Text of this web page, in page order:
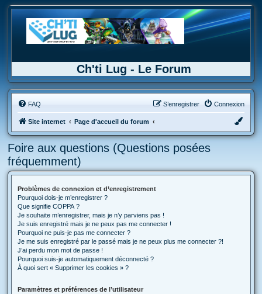
Ch'ti Lug - Le Forum
FAQ Connexion
S’enregistrer
Site internet Page d'accueil du forum
Foire aux questions (Questions posées
fréquemment)
Problèmes de connexion et d’enregistrement
Pourquoi dois-je m’enregistrer ?
Que signifie COPPA ?
Je souhaite m’enregistrer, mais je n’y parviens pas !
Je suis enregistré mais je ne peux pas me connecter !
Pourquoi ne puis-je pas me connecter ?
Je me suis enregistré par le passé mais je ne peux plus me connecter ?!
J’ai perdu mon mot de passe !
Pourquoi suis-je automatiquement déconnecté ?
À quoi sert « Supprimer les cookies » ?
Paramètres et préférences de l’utilisateur